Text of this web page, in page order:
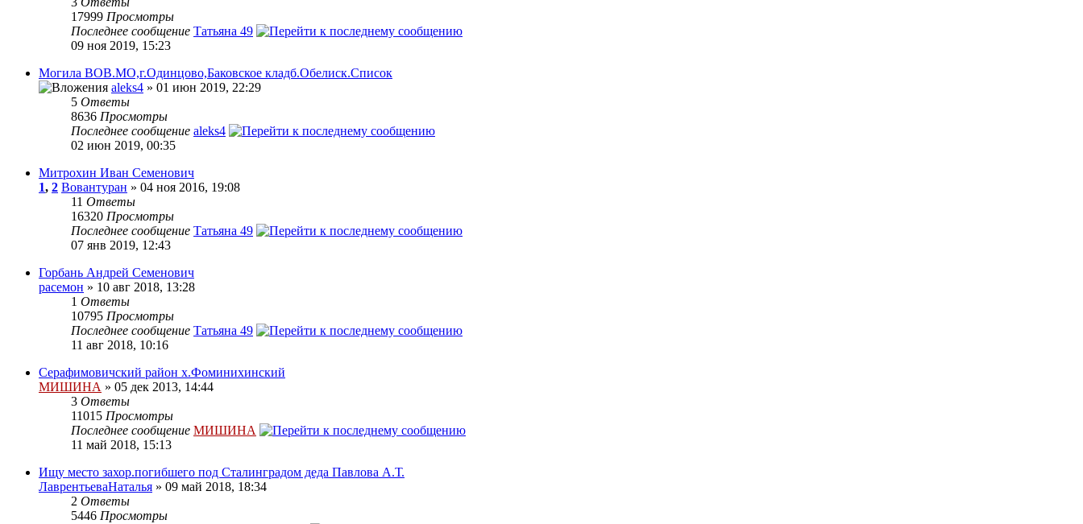
17999 Просмотры
Последнее сообщение Татьяна 49
09 ноя 2019, 15:23
Могила ВОВ.МО,г.Одинцово,Баковское кладб.Обелиск.Список
aleks4 » 01 июн 2019, 22:29
5 Ответы
8636 Просмотры
Последнее сообщение aleks4
02 июн 2019, 00:35
Митрохин Иван Семенович
1, 2 Вовантуран » 04 ноя 2016, 19:08
11 Ответы
16320 Просмотры
Последнее сообщение Татьяна 49
07 янв 2019, 12:43
Горбань Андрей Семенович
расемон » 10 авг 2018, 13:28
1 Ответы
10795 Просмотры
Последнее сообщение Татьяна 49
11 авг 2018, 10:16
Серафимовичский район х.Фоминихинский
МИШИНА » 05 дек 2013, 14:44
3 Ответы
11015 Просмотры
Последнее сообщение МИШИНА
11 май 2018, 15:13
Ищу место захор.погибшего под Сталинградом деда Павлова А.Т.
ЛаврентьеваНаталья » 09 май 2018, 18:34
2 Ответы
5446 Просмотры